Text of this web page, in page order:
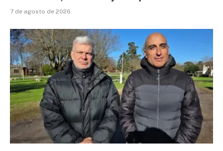
7 de agosto de 2026